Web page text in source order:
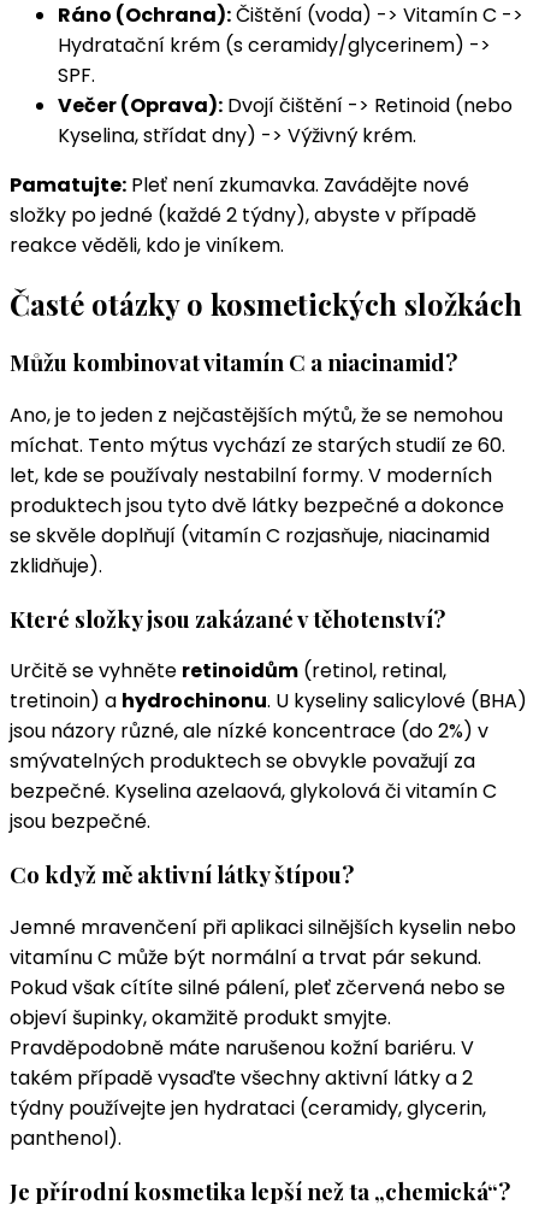
Ráno (Ochrana):Čištění (voda) -> Vitamín C ->
Hydratační krém (s ceramidy/glycerinem) ->
SPF.
Večer (Oprava): Dvojí čištění -> Retinoid (nebo
Kyselina, střídat dny) -> Výživný krém.
Pamatujte: Pleť není zkumavka. Zavádějte nové
složky po jedné (každé 2 týdny), abyste v případě
reakce věděli, kdo je viníkem.
Časté otázky o kosmetických složkách
Můžu kombinovat vitamín C a niacinamid?
Ano, je to jeden z nejčastějších mýtů, že se nemohou
míchat. Tento mýtus vychází ze starých studií ze 60.
let, kde se používaly nestabilní formy. V moderních
produktech jsou tyto dvě látky bezpečné a dokonce
se skvěle doplňují (vitamín C rozjasňuje, niacinamid
zklidňuje).
Které složky jsou zakázané v těhotenství?
Určitě se vyhněte retinoidům (retinol, retinal,
tretinoin) a hydrochinonu. U kyseliny salicylové (BHA)
jsou názory různé, ale nízké koncentrace (do 2%) v
smývatelných produktech se obvykle považují za
bezpečné. Kyselina azelaová, glykolová či vitamín C
jsou bezpečné.
Co když mě aktivní látky štípou?
Jemné mravenčení při aplikaci silnějších kyselin nebo
vitamínu C může být normální a trvat pár sekund.
Pokud však cítíte silné pálení, pleť zčervená nebo se
objeví šupinky, okamžitě produkt smyjte.
Pravděpodobně máte narušenou kožní bariéru. V
takém případě vysaďte všechny aktivní látky a 2
týdny používejte jen hydrataci (ceramidy, glycerin,
panthenol).
Je přírodní kosmetika lepší než ta „chemická“?